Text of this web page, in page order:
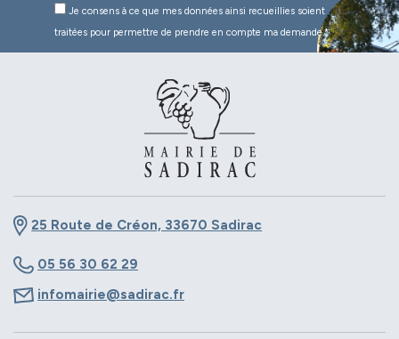
Je consens à ce que mes données ainsi recueillies soient
traitées pour permettre de prendre en compte ma demande.*
25 Route de Créon, 33670 Sadirac
05 56 30 62 29
infomairie@sadirac.fr